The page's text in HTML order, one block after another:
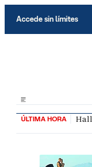
Accede sin límites
ÚLTIMA HORA